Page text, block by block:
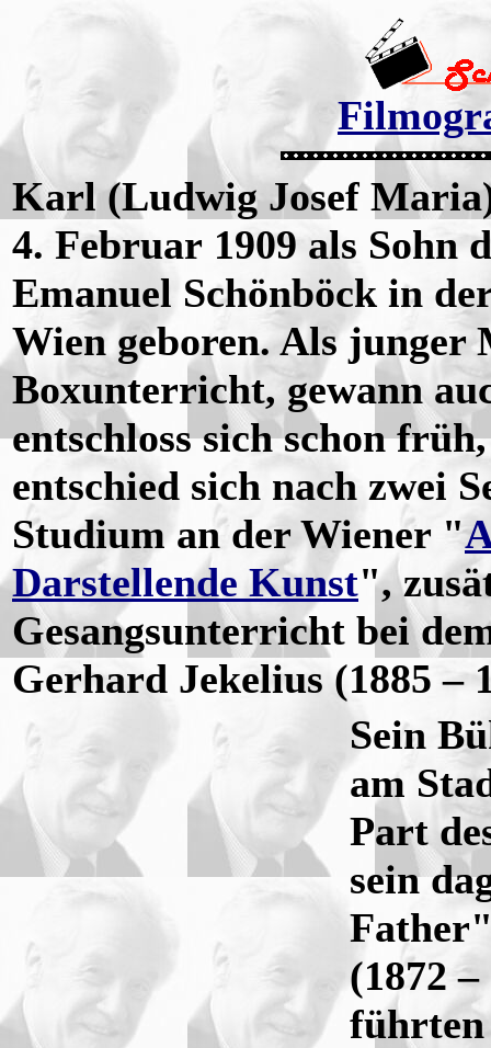
Karl (Ludwig Josef
4. Februar 1909 als Sohn
Emanuel Schönböck in
Wien geboren. Als junger
Boxunterricht, gewann
entschloss sich schon
entschied sich nach zwei
Studium an der Wiener "
Darstellende Kunst",
Gesangsunterricht bei
Gerhard Jekelius (1885 –
Sein
am
Part
sein
(1872
führten